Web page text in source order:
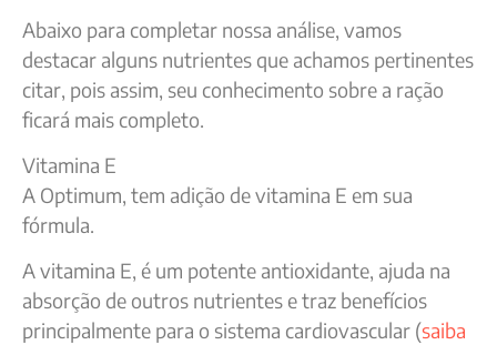
Abaixo para completar nossa análise, vamos
destacar alguns nutrientes que achamos pertinentes
citar, pois assim, seu conhecimento sobre a ração
ficará mais completo.
Vitamina E
A Optimum, tem adição de vitamina E em sua
fórmula.
A vitamina E, é um potente antioxidante, ajuda na
absorção de outros nutrientes e traz benefícios
principalmente para o sistema cardiovascular (saiba